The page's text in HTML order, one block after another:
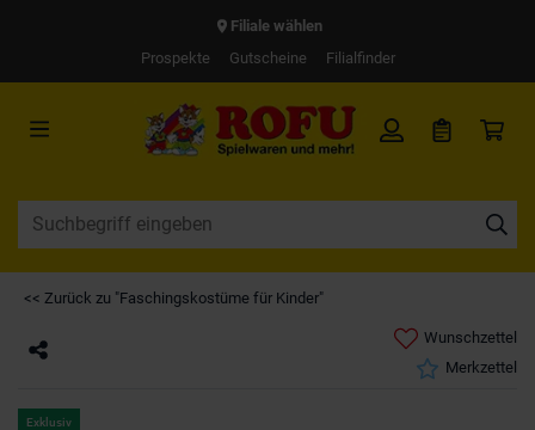
Filiale wählen
Prospekte
Gutscheine Filialfinder
<< Zurück zu "Faschingskostüme für Kinder"
Wunschzettel
Merkzettel
Exklusiv